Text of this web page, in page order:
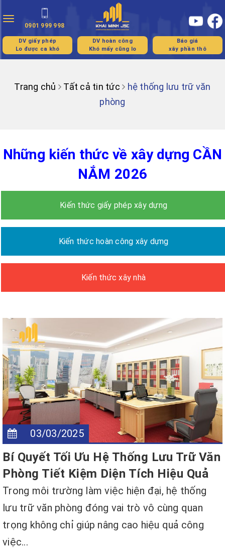
Toggle
navigation
0901 999 998
DV giấy phép
Lo được ca khó
DV hoàn công
Khó mấy cũng lo
Báo giá
xây phần thô
Trang chủ Tất cả tin tức
hệ thống lưu trữ văn
phòng
Những kiến thức về xây dựng CẦN
NẮM 2026
Kiến thức giấy phép xây dựng
Kiến thức hoàn công xây dựng
Kiến thức xây nhà
03/03/2025
Bí Quyết Tối Ưu Hệ Thống Lưu Trữ Văn
Phòng Tiết Kiệm Diện Tích Hiệu Quả
Trong môi trường làm việc hiện đại, hệ thống
lưu trữ văn phòng đóng vai trò vô cùng quan
trọng không chỉ giúp nâng cao hiệu quả công
việc...